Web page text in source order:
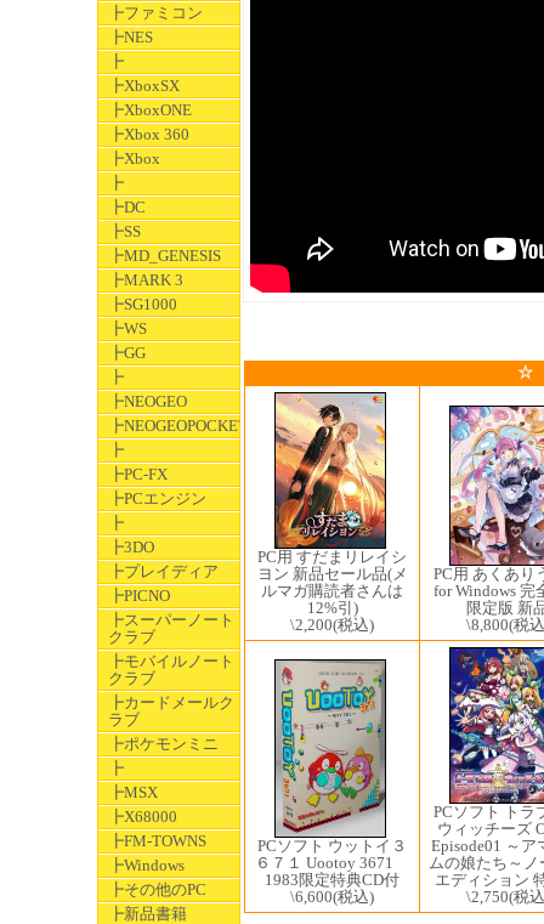
┣ファミコン
┣NES
┣
┣XboxSX
┣XboxONE
┣Xbox 360
┣Xbox
┣
┣DC
┣SS
┣MD_GENESIS
┣MARK 3
┣SG1000
┣WS
┣GG
┣
┣NEOGEO
┣NEOGEOPOCKET
┣
┣PC-FX
┣PCエンジン
┣
┣3DO
┣プレイディア
┣PICNO
┣スーパーノート
クラブ
┣モバイルノート
クラブ
┣カードメールク
ラブ
┣ポケモンミニ
┣
┣MSX
┣X68000
┣FM-TOWNS
┣Windows
┣その他のPC
┣新品書籍
☆
PC用 すだまリレイシ
ヨン 新品セール品(メ
ルマガ購読者さんは
12%引)
\2,200(税込)
PC用 あくあり
for Windows 完
限定版 新
\8,800(税
PCソフト ウットイ３
６７１ Uootoy 3671
1983限定特典CD付
\6,600(税込)
PCソフト ト
ウィッチーズ
Episode01 ～ア
ムの娘たち～ノ
エディション
\2,750(税